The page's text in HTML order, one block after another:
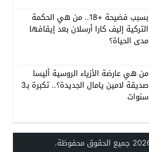
بسبب فضيحة +18.. من هي الحكمة
التركية إليف كارا أرسلان بعد إيقافها
مدى الحياة؟
من هي عارضة الأزياء الروسية أليسا
صديقة لامين يامال الجديدة؟.. تكبرة بـ3
سنوات